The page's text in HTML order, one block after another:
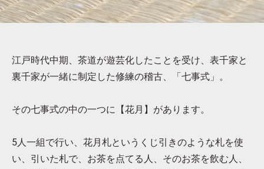
江戸時代中期、茶道が遊芸化したことを受け、表千家と
裏千家が一緒に制定した修練の稽古、「七事式」。
その七事式の中の一つに【花月】があります。
5人一組で行い、花月札というくじ引きのような札を使
い、引いた札で、お茶を点てる人、そのお茶を飲む人、